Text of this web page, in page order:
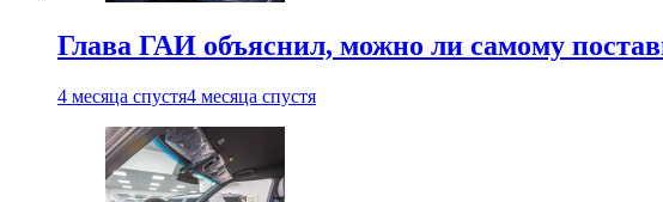
Глава ГАИ объяснил, можно ли самому
4 месяца спустя4 месяца спустя